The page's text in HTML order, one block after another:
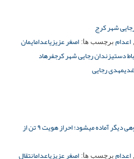
, اعدام برچسب ها: اصغر عزیزیاعدامایمان
دستیزندان رجایی شهر کرجفرهاد
مهدی رجایی
رجایی شهر برای اعدام گروهی دیگر آماده میشود؛ احراز هویت ۹ تن از
, اعدام برچسب ها: اصغر عزیزیاعدامانتقال